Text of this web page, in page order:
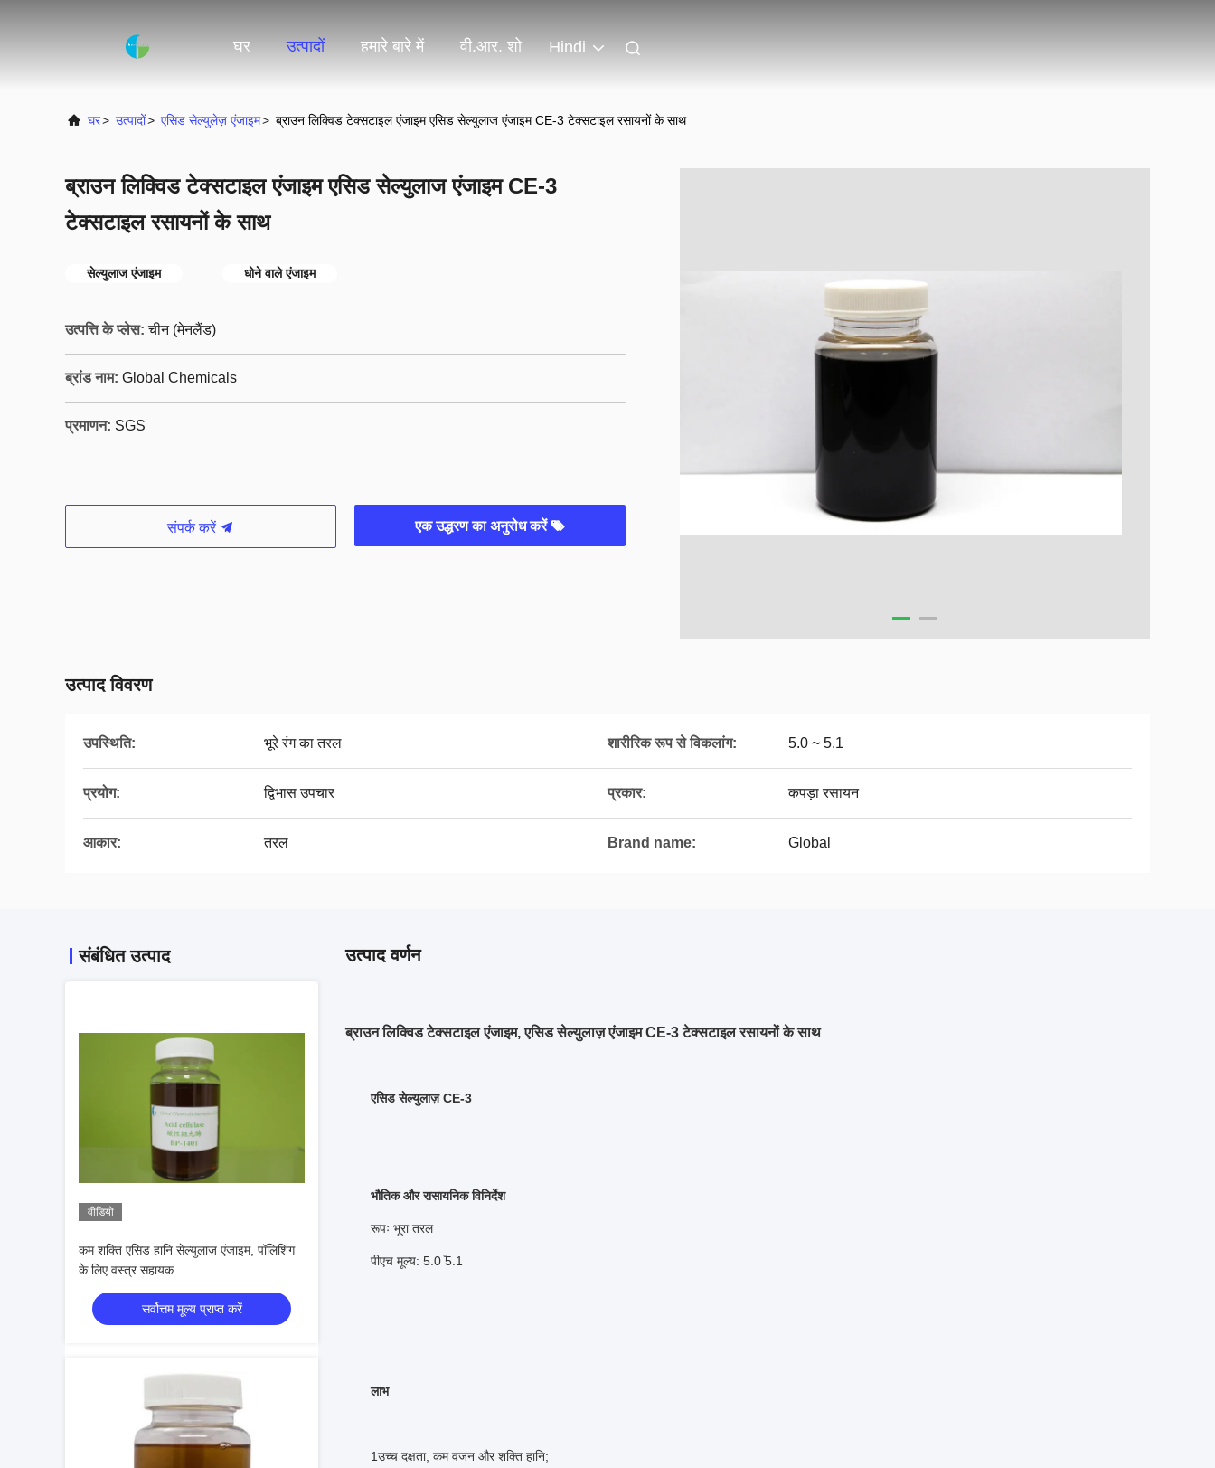
घर उत्पादों हमारे बारे में वी.आर. शो Hindi
घर> उत्पादों> एसिड सेल्युलेज़ एंजाइम> ब्राउन लिक्विड टेक्सटाइल एंजाइम एसिड सेल्युलाज एंजाइम CE-3 टेक्सटाइल रसायनों के साथ
ब्राउन लिक्विड टेक्सटाइल एंजाइम एसिड सेल्युलाज एंजाइम CE-3
टेक्सटाइल रसायनों के साथ
सेल्युलाज एंजाइम धोने वाले एंजाइम
उत्पत्ति के प्लेस: चीन (मेनलैंड)
ब्रांड नाम: Global Chemicals
प्रमाणन: SGS
संपर्क करें एक उद्धरण का अनुरोध करें
उत्पाद विवरण
उपस्थिति: भूरे रंग का तरल शारीरिक रूप से विकलांग: 5.0 ~ 5.1
प्रयोग: द्विभास उपचार प्रकार: कपड़ा रसायन
आकार: तरल Brand name: Global
संबंधित उत्पाद
वीडियो
कम शक्ति एसिड हानि सेल्युलाज़ एंजाइम, पॉलिशिंग
के लिए वस्त्र सहायक
सर्वोत्तम मूल्य प्राप्त करें
उत्पाद वर्णन
ब्राउन लिक्विड टेक्सटाइल एंजाइम, एसिड सेल्युलाज़ एंजाइम CE-3 टेक्सटाइल रसायनों के साथ
एसिड सेल्युलाज़ CE-3
भौतिक और रासायनिक विनिर्देश
रूपः भूरा तरल
पीएच मूल्य: 5.0 ̊5.1
लाभ
1उच्च दक्षता, कम वजन और शक्ति हानि;